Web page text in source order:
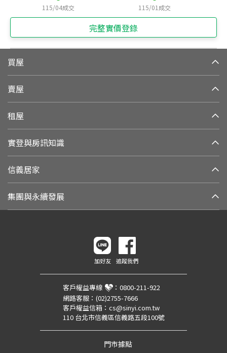
115/04成交 115/01 成交
完整實價登錄
買屋
賣屋
租屋
實登與房訊知識
信義居家
集團與永續發展
加好友 追蹤我們
客戶權益專線 ： 0800-211-922
網路客服： (02)2755-7666
客戶權益信箱： cs@sinyi.com.tw
110 台北市信義區信義路五段100號
門市據點